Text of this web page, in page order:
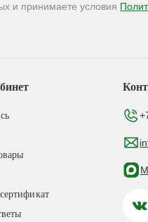
и принимаете условия